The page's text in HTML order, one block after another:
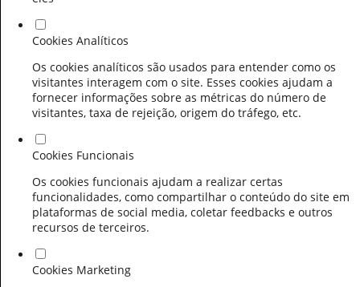
Cookies Analíticos
Os cookies analíticos são usados para entender como os
visitantes interagem com o site. Esses cookies ajudam a
fornecer informações sobre as métricas do número de
visitantes, taxa de rejeição, origem do tráfego, etc.
Cookies Funcionais
Os cookies funcionais ajudam a realizar certas
funcionalidades, como compartilhar o conteúdo do site em
plataformas de social media, coletar feedbacks e outros
recursos de terceiros.
Cookies Marketing